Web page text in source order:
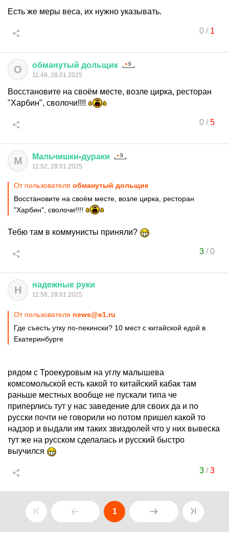
Есть же меры веса, их нужно указывать.
0/ 1
О обманутый дольщик
11:49, 28.01.2025
Восстановите на своём месте, возле цирка, ресторан
"Харбин", сволочи!!!!
0/5
М Мальчишки-дураки
11:52, 28.01.2025
От пользователя обманутый дольщик
Восстановите на своём месте, возле цирка, ресторан
"Харбин", сволочи!!!!
Тебю там в коммунисты приняли?
3/0
Н надежные руки
11:58, 28.01.2025
От пользователя news@e1.ru
Где съесть утку по-пекински? 10 мест с китайской едой в
Екатеринбурге
рядом с Троекуровым на углу малышева
комсомольской есть какой то китайский кабак там
раньше местных вообще не пускали типа че
приперлись тут у нас заведение для своих да и по
русски почти не говорили но потом пришел какой то
надзор и выдали им таких звиздюлей что у них вывеска
тут же на русском сделалась и русский быстро
выучился
3/3
1